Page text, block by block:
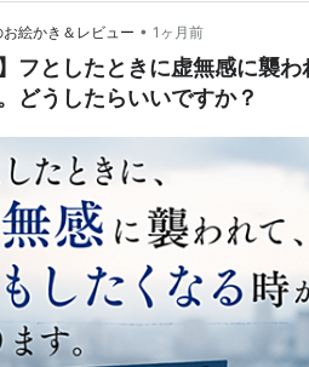
絵かき＆レビュー • 1ヶ月前
】フとしたときに虚無感に襲
どうしたらいいですか？